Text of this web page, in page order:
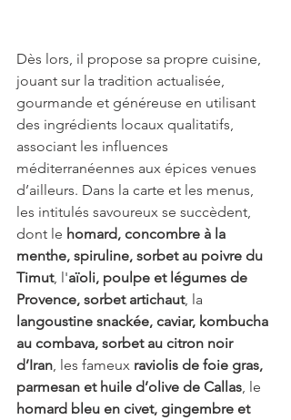
Dès lors, il propose sa propre cuisine,
jouant sur la tradition actualisée,
gourmande et généreuse en utilisant
des ingrédients locaux qualitatifs,
associant les influences
méditerranéennes aux épices venues
d’ailleurs. Dans la carte et les menus,
les intitulés savoureux se succèdent,
dont le homard, concombre à la
menthe, spiruline, sorbet au poivre du
Timut, l'aïoli, poulpe et légumes de
Provence, sorbet artichaut, la
langoustine snackée, caviar, kombucha
au combava, sorbet au citron noir
d’Iran , les fameux raviolis de foie gras,
parmesan et huile d’olive de Callas , le
homard bleu en civet, gingembre et